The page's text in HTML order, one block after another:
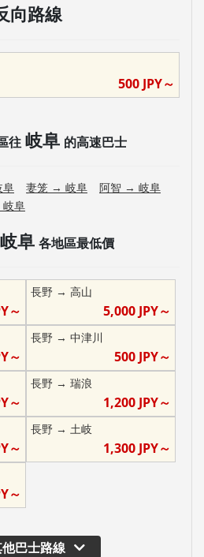
向路線
500 JPY～
往 岐阜 的高速巴士
阜 妻笼 → 岐阜 阿智 → 岐阜
岐阜
岐阜 各地區最低價
～
長野→ 高山
5,000 JPY～
～
長野→ 中津川
500 JPY～
～
長野→ 瑞浪
1,200 JPY～
～
長野→ 土岐
1,300 JPY～
～
巴士路線